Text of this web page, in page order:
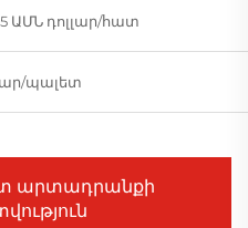
ԱՄՆ դոլլար/հատ
պալետ
արտադրանքի